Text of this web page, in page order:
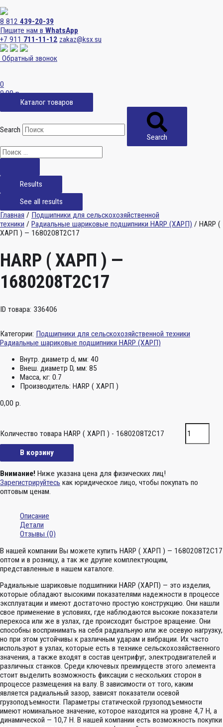
8 812 439-20-39
Пишите нам в WhatsApp
+7 911 711-11-12 zakaz@ksx.su
Обратный звонок
0
0,00р.
Каталог товаров
Search
Search
Results
See all results
Главная / Подшипники для сельскохозяйственной
техники / Радиальные шариковые подшипники HARP (ХАРП) / HARP (
ХАРП ) — 1680208Т2С17
HARP ( ХАРП ) —
1680208Т2С17
ID товара: 336406
Категории: Подшипники для сельскохозяйственной техники
Радиальные шариковые подшипники HARP (ХАРП)
Внутр. диаметр d, мм: 40
Внеш. диаметр D, мм: 85
Масса, кг: 0.7
Производитель: HARP ( ХАРП )
0,00 р.
Количество товара HARP ( ХАРП ) - 1680208Т2С17
В корзину
Внимание! Ниже указана цена для физических лиц!
Зарегистрируйтесь как юридическое лицо, чтобы покупать по
оптовым ценам.
Описание
Детали
Отзывы (0)
В нашей компании Вы можете купить HARP ( ХАРП ) — 1680208Т2С17
оптом и в розницу, а так же другие комплектующим,
представленные в нашем каталоге.
Радиальные шариковые подшипники HARP (ХАРП) — это изделия,
которые обладают высокими показателями надежности в процессе
эксплуатации и имеют достаточно простую конструкцию. Они нашли
свое применение в условиях, где наблюдаются высокие показатели
перекоса или же в узлах, где происходит быстрое вращение. Они
способны воспринимать на себя радиальную или же осевую нагрузку,
но при этом устойчивы к различным ударам и вибрации. Их часто
используют в узлах, которые есть в технике сельскохозяйственного
значения, а также входят в состав центрифуг, электродвигателей и
различных станков. Среди ключевых преимуществ этого элемента
стоит выделить возможность фиксации с нескольких сторон в
процессе размещения на валу. В зависимости от того, каким
является радиальный зазор, зависят показатели осевой
грузоподъемности. Параметры статической грузоподъемности
имеют номинальное значение, которое находится на уровне 4,7 Н, а
динамической — 10,7 Н. В нашей компании есть возможность покупки